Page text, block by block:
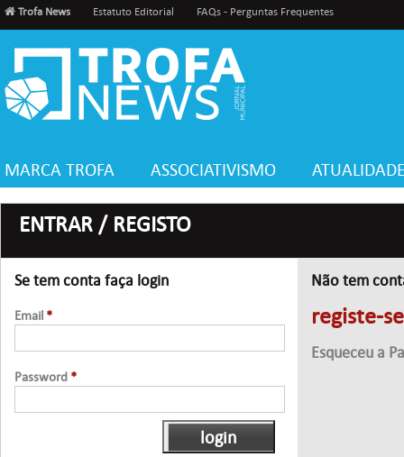
Trofa News Estatuto Editorial FAQs - Perguntas Frequentes
MARCA TROFA ASSOCIATIVISMO
ENTRAR / REGISTO
Se tem conta faça login
Email *
Password *
Não tem
registe-
Esqueceu a